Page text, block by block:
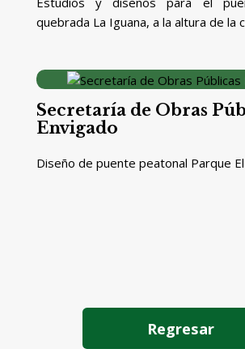
quebrada La Iguana, a la altura de la
Secretaría de Obras
Envigado
Diseño de puente peatonal Parque El
Regresar